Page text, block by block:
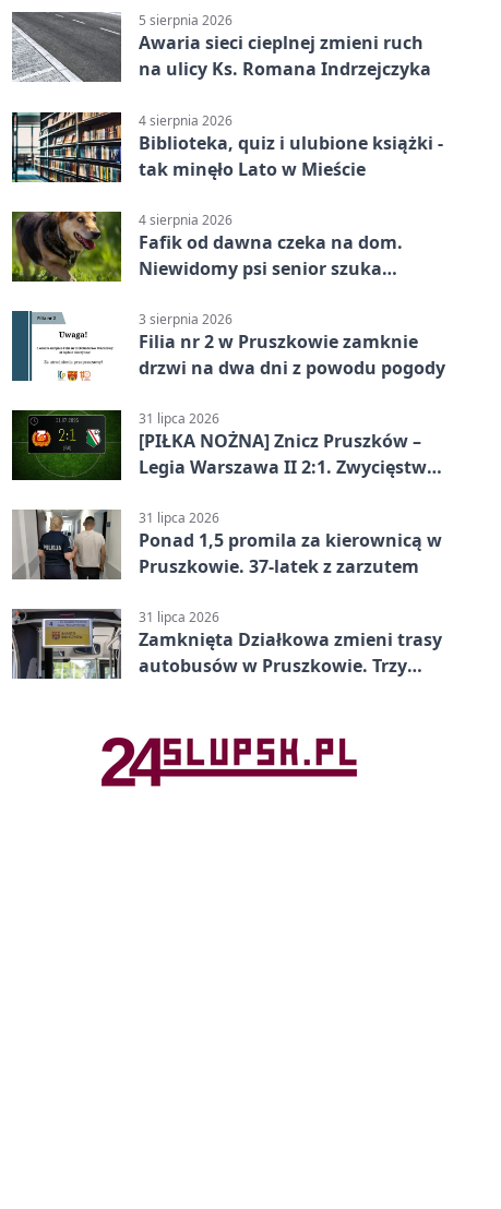
5 sierpnia 2026
Awaria sieci cieplnej zmieni ruch
na ulicy Ks. Romana Indrzejczyka
4 sierpnia 2026
Biblioteka, quiz i ulubione książki -
tak minęło Lato w Mieście
4 sierpnia 2026
Fafik od dawna czeka na dom.
Niewidomy psi senior szuka
3 sierpnia 2026
Filia nr 2 w Pruszkowie zamknie
drzwi na dwa dni z powodu pogody
31 lipca 2026
[PIŁKA NOŻNA] Znicz Pruszków –
Legia Warszawa II 2:1. Zwycięstwo
minucie
31 lipca 2026
Ponad 1,5 promila za kierownicą w
Pruszkowie. 37-latek z zarzutem
31 lipca 2026
Zamknięta Działkowa zmieni trasy
autobusów w Pruszkowie. Trzy